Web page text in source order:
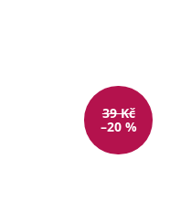
39 Kč
–20 %